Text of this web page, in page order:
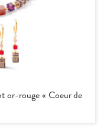
or-rouge « Coeur de